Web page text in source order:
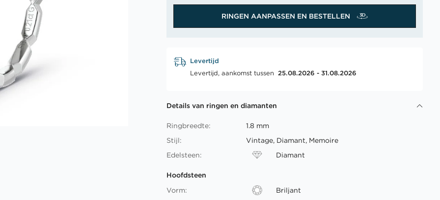
RINGEN AANPASSEN EN BESTELLEN
Levertijd
Levertijd, aankomst tussen 25.08.2026 - 31.08.2026
Details van ringen en diamanten
Ringbreedte:
1.8 mm
Stijl:
Vintage, Diamant, Memoire
Edelsteen:
Diamant
Hoofdsteen
Vorm:
Briljant